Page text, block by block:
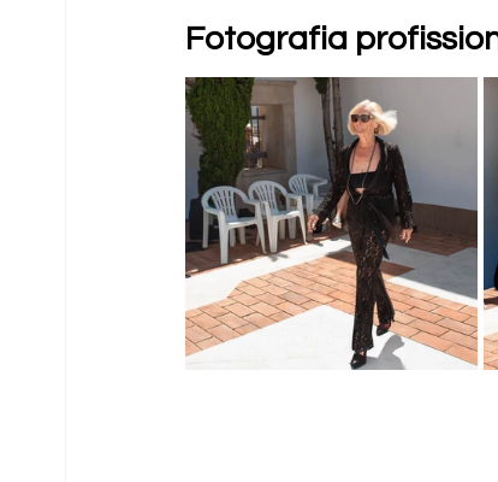
Fotografia